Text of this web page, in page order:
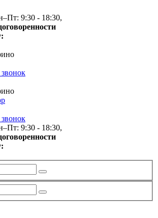
9:30 - 18:30,
9:30 - 18:30,